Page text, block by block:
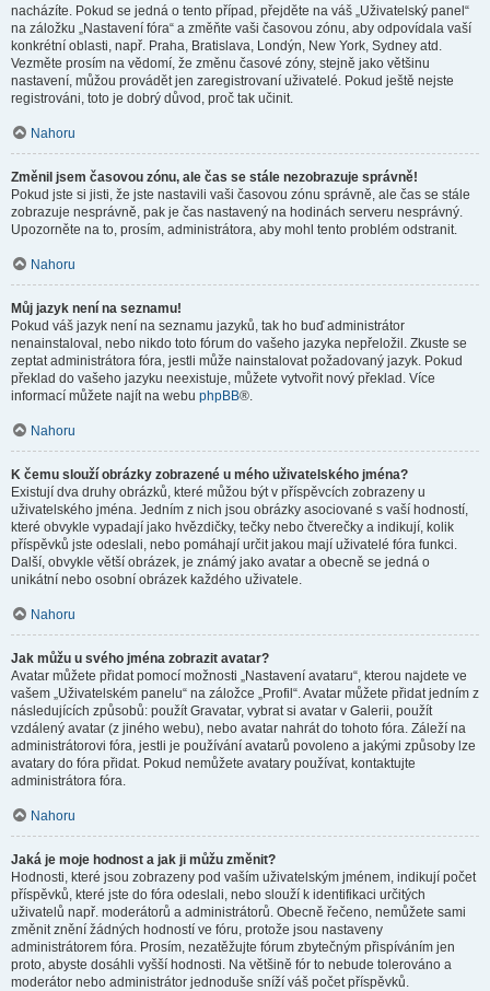
nacházíte. Pokud se jedná o tento případ, přejděte na váš „Uživatelský panel“
na záložku „Nastavení fóra“ a změňte vaši časovou zónu, aby odpovídala vaší
konkrétní oblasti, např. Praha, Bratislava, Londýn, New York, Sydney atd.
Vezměte prosím na vědomí, že změnu časové zóny, stejně jako většinu
nastavení, můžou provádět jen zaregistrovaní uživatelé. Pokud ještě nejste
registrováni, toto je dobrý důvod, proč tak učinit.
Nahoru
Změnil jsem časovou zónu, ale čas se stále nezobrazuje správně!
Pokud jste si jisti, že jste nastavili vaši časovou zónu správně, ale čas se stále
zobrazuje nesprávně, pak je čas nastavený na hodinách serveru nesprávný.
Upozorněte na to, prosím, administrátora, aby mohl tento problém odstranit.
Nahoru
Můj jazyk není na seznamu!
Pokud váš jazyk není na seznamu jazyků, tak ho buď administrátor
nenainstaloval, nebo nikdo toto fórum do vašeho jazyka nepřeložil. Zkuste se
zeptat administrátora fóra, jestli může nainstalovat požadovaný jazyk. Pokud
překlad do vašeho jazyku neexistuje, můžete vytvořit nový překlad. Více
informací můžete najít na webu phpBB®.
Nahoru
K čemu slouží obrázky zobrazené u mého uživatelského jména?
Existují dva druhy obrázků, které můžou být v příspěvcích zobrazeny u
uživatelského jména. Jedním z nich jsou obrázky asociované s vaší hodností,
které obvykle vypadají jako hvězdičky, tečky nebo čtverečky a indikují, kolik
příspěvků jste odeslali, nebo pomáhají určit jakou mají uživatelé fóra funkci.
Další, obvykle větší obrázek, je známý jako avatar a obecně se jedná o
unikátní nebo osobní obrázek každého uživatele.
Nahoru
Jak můžu u svého jména zobrazit avatar?
Avatar můžete přidat pomocí možnosti „Nastavení avataru“, kterou najdete ve
vašem „Uživatelském panelu“ na záložce „Profil“. Avatar můžete přidat jedním z
následujících způsobů: použít Gravatar, vybrat si avatar v Galerii, použít
vzdálený avatar (z jiného webu), nebo avatar nahrát do tohoto fóra. Záleží na
administrátorovi fóra, jestli je používání avatarů povoleno a jakými způsoby lze
avatary do fóra přidat. Pokud nemůžete avatary používat, kontaktujte
administrátora fóra.
Nahoru
Jaká je moje hodnost a jak ji můžu změnit?
Hodnosti, které jsou zobrazeny pod vaším uživatelským jménem, indikují počet
příspěvků, které jste do fóra odeslali, nebo slouží k identifikaci určitých
uživatelů např. moderátorů a administrátorů. Obecně řečeno, nemůžete sami
změnit znění žádných hodností ve fóru, protože jsou nastaveny
administrátorem fóra. Prosím, nezatěžujte fórum zbytečným přispíváním jen
proto, abyste dosáhli vyšší hodnosti. Na většině fór to nebude tolerováno a
moderátor nebo administrátor jednoduše sníží váš počet příspěvků.